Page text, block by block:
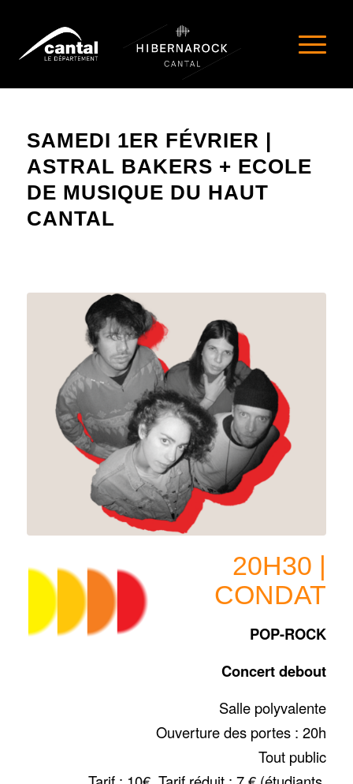
SAMEDI 1ER FÉVRIER |
ASTRAL BAKERS + ECOLE
DE MUSIQUE DU HAUT
CANTAL
20H30 |
CONDAT
POP-ROCK
Concert debout
Salle polyvalente
Ouverture des portes : 20h
Tout public